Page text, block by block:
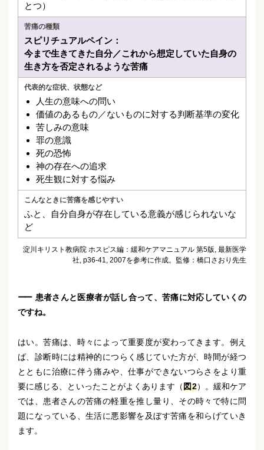
とつ）
スピリチュアルペイン：
今まで生きてきた自分／これから想定していた自身の
生き方を否定されるような苦痛
人生の意味への問い
価値のあるもの／ないものに対する判断基準の変化
苦しみの意味
罪の意識
死の恐怖
神の存在への追求
死生観に対する悩み
ふと、自分自身が存在している意義が感じられないな
ど
淀川キリスト教病院 ホスピス編：緩和ケアマニュアル 第5版, 最新医学
社, p36-41, 2007を参考に作成。監修：橋口さおり先生
患者さんと医療者が話し合って、苦痛に対応していくの
ですね。
はい。苦痛は、時々によって重要度が変わってきます。例え
ば、診断時には精神的につらく感じていた方が、時間が経つ
とともに治療に伴う痛みや、仕事ができないつらさをより重
要に感じる、といったことがよくあります（図2）。緩和ケア
では、患者さんの苦痛の軽重を推し量り、その時々で特に問
題になっている、生活に悪影響を及ぼす苦痛を和らげていき
ます。